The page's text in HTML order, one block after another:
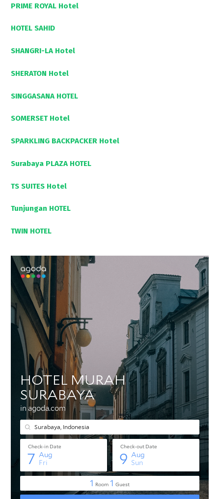
PRIME ROYAL Hotel
HOTEL SAHID
SHANGRI-LA Hotel
SHERATON Hotel
SINGGASANA HOTEL
SOMERSET Hotel
SPARKLING BACKPACKER Hotel
Surabaya PLAZA HOTEL
TS SUITES Hotel
Tunjungan HOTEL
TWIN HOTEL